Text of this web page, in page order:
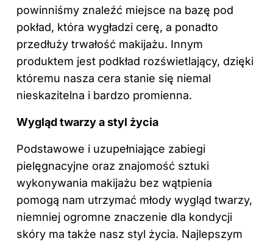
powinniśmy znaleźć miejsce na bazę pod
pokład, która wygładzi cerę, a ponadto
przedłuży trwałość makijażu. Innym
produktem jest podkład rozświetlający, dzięki
któremu nasza cera stanie się niemal
nieskazitelna i bardzo promienna.
Wygląd twarzy a styl życia
Podstawowe i uzupełniające zabiegi
pielęgnacyjne oraz znajomość sztuki
wykonywania makijażu bez wątpienia
pomogą nam utrzymać młody wygląd twarzy,
niemniej ogromne znaczenie dla kondycji
skóry ma także nasz styl życia. Najlepszym